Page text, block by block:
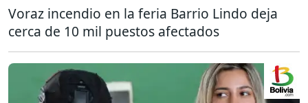
Voraz incendio en la feria Barrio Lindo deja
cerca de 10 mil puestos afectados